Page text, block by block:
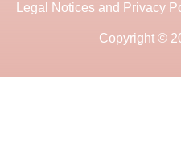
Legal Notices and Privacy
Copyright ©